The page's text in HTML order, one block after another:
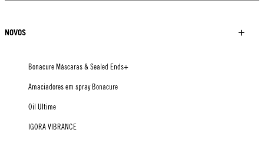
NOVOS
Bonacure Máscaras & Sealed Ends+
Amaciadores em spray Bonacure
Oil Ultime
IGORA VIBRANCE